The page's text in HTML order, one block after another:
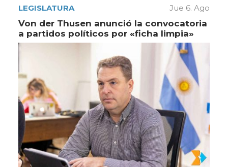
LEGISLATURA Jue 6. Ago
Von der Thusen anunció la convocatoria
a partidos políticos por «ficha limpia»